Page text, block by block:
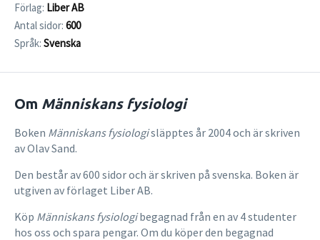
Förlag: Liber AB
Antal sidor: 600
Språk: Svenska
Om Människans fysiologi
Boken Människans fysiologisläpptes år 2004 och är skriven
av Olav Sand.
Den består av 600 sidor och är skriven på svenska. Boken är
utgiven av förlaget Liber AB.
Köp Människans fysiologibegagnad från en av 4 studenter
hos oss och spara pengar. Om du köper den begagnad